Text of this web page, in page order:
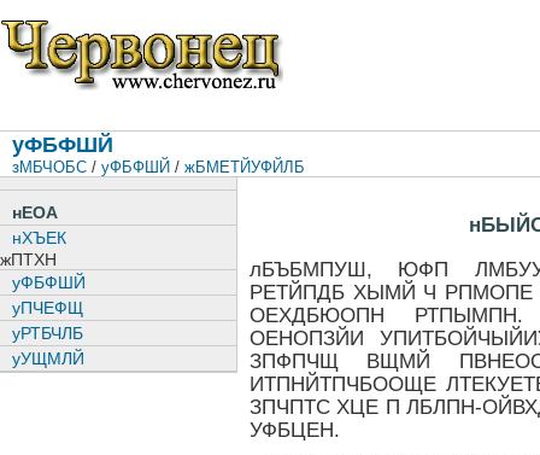
уФБФШЙ
зМБЧОБС / уФБФШЙ / жБМЕТЙУФЙЛБ
нЕОА
нХЪЕК
жПТХН
уФБФШЙ
уПЧЕФЩ
уРТБЧЛБ
уУЩМЛЙ
лБЪБМПУШ, ЮФП
РЕТЙПДБ ХЫМЙ Ч РПМОПЕ
ОЕХДБЮОПН
ОЕНОПЗЙИ
ЗПФПЧЩ ВЩМЙ
ИТПНЙТПЧБООЩЕ
ЗПЧПТС ХЦЕ П ЛБЛПН-
УФБЦЕН.